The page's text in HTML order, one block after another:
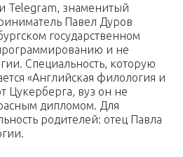
Telegram, знаменитый
Павел Дуров
государственном
и не
Специальность, которую
«Английская филология и
Цукерберга, вуз он не
дипломом. Для
родителей: отец Павла